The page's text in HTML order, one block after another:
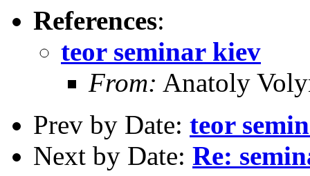
References:
teor seminar kiev
From: Anatoly
Prev by Date: teor
Next by Date: Re: